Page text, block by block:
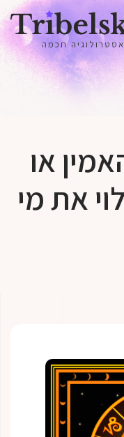
אסטרולוגיה חכמה
או
את מי